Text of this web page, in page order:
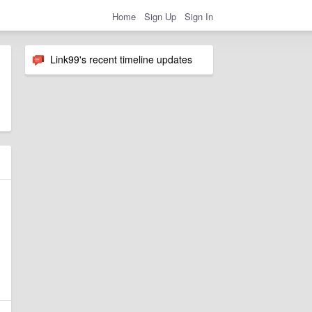
Home Sign Up Sign In
Link99's recent timeline updates